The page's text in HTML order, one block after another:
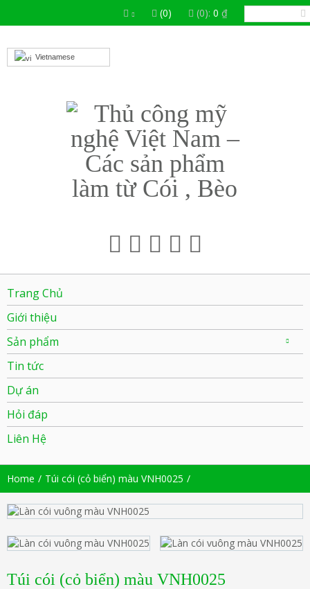
(0) (0): 0 ₫
Vietnamese
Trang Chủ
Giới thiệu
Sản phẩm
Tin tức
Dự án
Hỏi đáp
Liên Hệ
Home Túi cói (cỏ biển) màu VNH0025
Túi cói (cỏ biển) màu VNH0025